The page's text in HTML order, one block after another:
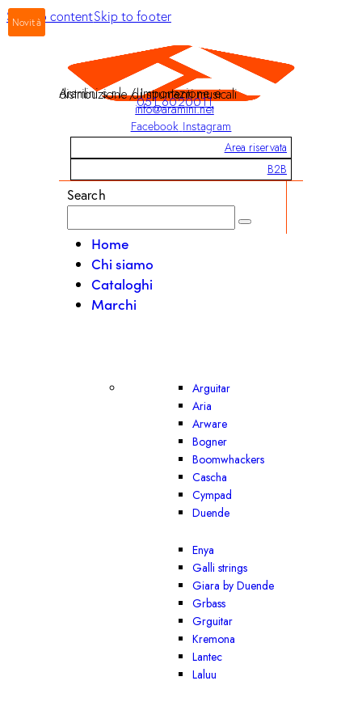
Skip to contentSkip to footer
Aramini s.r.l. / Importazione e distribuzione di strumenti musicali
051 6020011
info@aramini.net
Facebook Instagram
Area riservata
B2B
Search
Home
Chi siamo
Cataloghi
Marchi
Arguitar
Aria
Arware
Bogner
Boomwhackers
Cascha
Cympad
Duende
Enya
Galli strings
Giara by Duende
Grbass
Grguitar
Kremona
Lantec
Laluu
Novità